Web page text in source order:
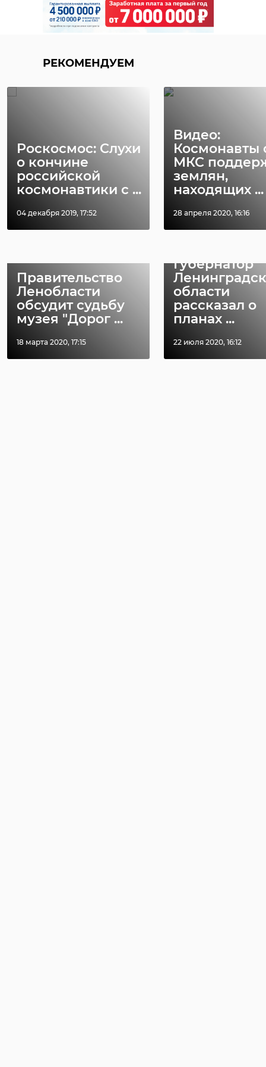
РЕКОМЕНДУЕМ
Роскосмос: Слухи
о кончине
российской
космонавтики с ...
04 декабря 2019, 17:52
Видео:
Космонавты
МКС
землян,
находящих ...
28 апреля 2020, 16:16
113153574_7052
РЕКОМЕНДУЕМ
Правительство
Ленобласти
обсудит судьбу
музея "Дорог ...
18 марта 2020, 17:15
Губернатор
области
рассказал о
планах ...
22 июля 2020, 16:12